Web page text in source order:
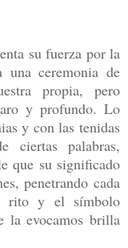
su fuerza por la
una ceremonia de
propia, pero
y profundo. Lo
y con las tenidas
ciertas palabras,
que su significado
penetrando cada
rito y el símbolo
la evocamos brilla